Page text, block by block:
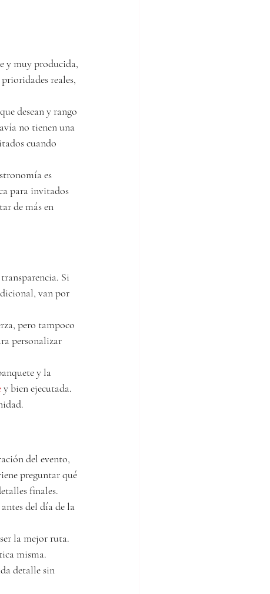
y muy producida,
reales,
desean y rango
no tienen una
cuando
es
para invitados
de más en
Si
van por
pero tampoco
personalizar
y la
y bien ejecutada.
del evento,
preguntar qué
finales.
del día de la
la mejor ruta.
misma.
detalle sin